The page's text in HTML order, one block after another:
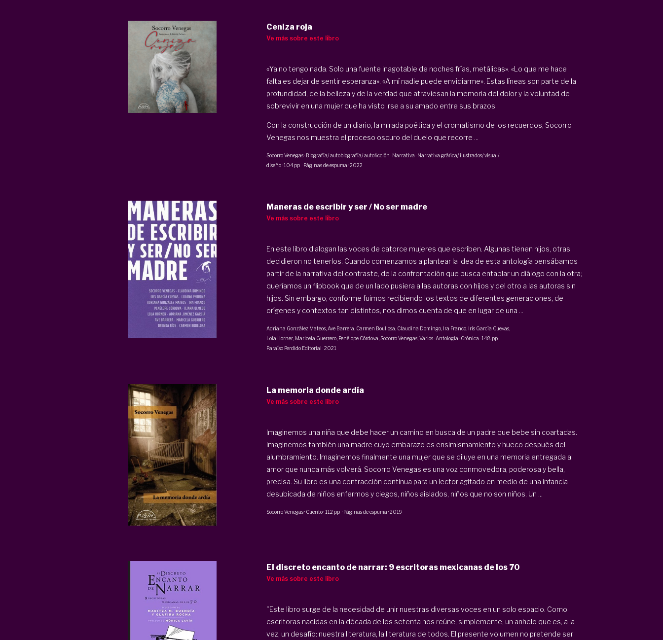
Ceniza roja
Ve más sobre este libro
«Ya no tengo nada. Solo una fuente inagotable de noches frías, metálicas». «Lo que me hace
falta es dejar de sentir esperanza». «A mí nadie puede envidiarme». Estas líneas son parte de la
profundidad, de la belleza y de la verdad que atraviesan la memoria del dolor y la voluntad de
sobrevivir en una mujer que ha visto irse a su amado entre sus brazos
Con la construcción de un diario, la mirada poética y el cromatismo de los recuerdos, Socorro
Venegas nos muestra el proceso oscuro del duelo que recorre ...
Socorro Venegas · Biografía/ autobiografía/ autoficción · Narrativa · Narrativa gráfica/ ilustrados/ visual/
diseño·104 pp· Páginas de espuma ·2022
Maneras de escribir y ser / No ser madre
Ve más sobre este libro
En este libro dialogan las voces de catorce mujeres que escriben. Algunas tienen hijos, otras
decidieron no tenerlos. Cuando comenzamos a plantear la idea de esta antología pensábamos
partir de la narrativa del contraste, de la confrontación que busca entablar un diálogo con la otra;
queríamos un flipbook que de un lado pusiera a las autoras con hijos y del otro a las autoras sin
hijos. Sin embargo, conforme fuimos recibiendo los textos de diferentes generaciones, de
orígenes y contextos tan distintos, nos dimos cuenta de que en lugar de una ...
Adriana González Mateos, Ave Barrera Carmen Boullosa Claudina Domingo, Ira Franco, Iris García Cuevas,
Lola Horner, Maricela Guerrero, Penélope Córdova, Socorro Venegas, Varios· Antología · Crónica ·148 pp·
Paraíso Perdido Editorial ·2021
La memoria donde ardía
Ve más sobre este libro
Imaginemos una niña que debe hacer un camino en busca de un padre que bebe sin coartadas.
Imaginemos también una madre cuyo embarazo es ensimismamiento y hueco después del
alumbramiento. Imaginemos finalmente una mujer que se diluye en una memoria entregada al
amor que nunca más volverá. Socorro Venegas es una voz conmovedora, poderosa y bella,
precisa. Su libro es una contracción continua para un lector agitado en medio de una infancia
desubicada de niños enfermos y ciegos, niños aislados, niños que no son niños. Un ...
Socorro Venegas · Cuento·112 pp· Páginas de espuma ·2019
El discreto encanto de narrar: 9 escritoras mexicanas de los 70
Ve más sobre este libro
"Este libro surge de la necesidad de unir nuestras diversas voces en un solo espacio. Como
escritoras nacidas en la década de los setenta nos reúne, simplemente, un anhelo que es, a la
vez, un desafío: nuestra literatura, la literatura de todos. El presente volumen no pretende ser